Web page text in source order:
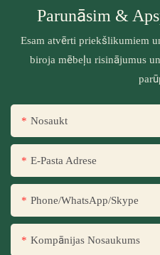
Parunāsim &
Esam atvērti priekšlikumiem
biroja mēbeļu risinājumus
Nosaukt
E-Pasta Adrese
Phone/WhatsApp/Skype
Kompānijas Nosaukums